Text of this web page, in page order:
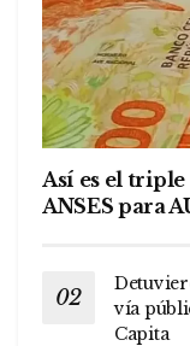
Así es el
ANSES para
vía
Capita